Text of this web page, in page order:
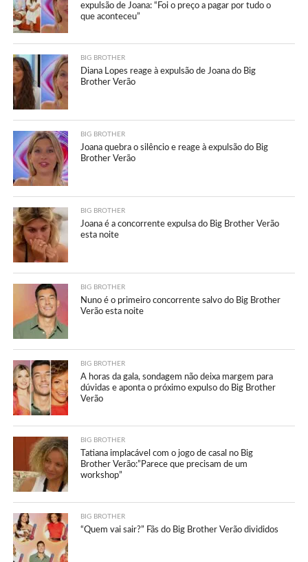
expulsão de Joana: “Foi o preço a pagar por tudo o
que aconteceu”
BIG BROTHER
Diana Lopes reage à expulsão de Joana do Big
Brother Verão
BIG BROTHER
Joana quebra o silêncio e reage à expulsão do Big
Brother Verão
BIG BROTHER
Joana é a concorrente expulsa do Big Brother Verão
esta noite
BIG BROTHER
Nuno é o primeiro concorrente salvo do Big Brother
Verão esta noite
BIG BROTHER
A horas da gala, sondagem não deixa margem para
dúvidas e aponta o próximo expulso do Big Brother
Verão
BIG BROTHER
Tatiana implacável com o jogo de casal no Big
Brother Verão:”Parece que precisam de um
workshop”
BIG BROTHER
“Quem vai sair?” Fãs do Big Brother Verão divididos